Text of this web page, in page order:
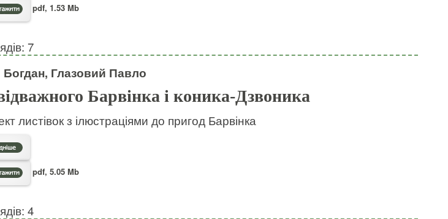
pdf, 1.53 Mb
7
Глазовий Павло
Барвінка і коника-Дзвоника
листівок з ілюстраціями до пригод Барвінка
pdf, 5.05 Mb
4